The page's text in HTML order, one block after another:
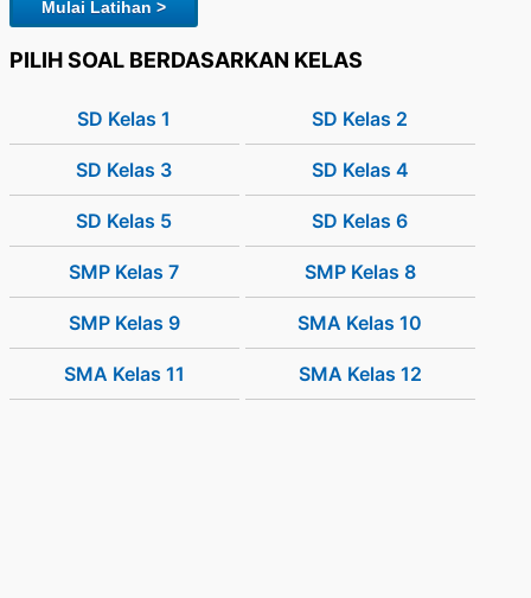
Mulai Latihan >
PILIH SOAL BERDASARKAN KELAS
SD Kelas 1 SD Kelas 2
SD Kelas 3 SD Kelas 4
SD Kelas 5 SD Kelas 6
SMP Kelas 7 SMP Kelas 8
SMP Kelas 9 SMA Kelas 10
SMA Kelas 11 SMA Kelas 12